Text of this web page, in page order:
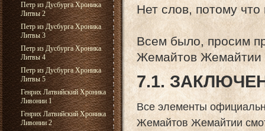
Петр из Дусбурга Хроника
Литвы 2
Петр из Дусбурга Хроника
Литвы 3
Петр из Дусбурга Хроника
Литвы 4
Петр из Дусбурга Хроника
Литвы 5
Генрих Латвийский Хроника
Ливонии 1
Генрих Латвийский Хроника
Ливонии 2
Нет слов, потому
Всем было, просим
Жемайтов Жемайтии
7.1.
Все элементы
Жемайтов Жемайтии